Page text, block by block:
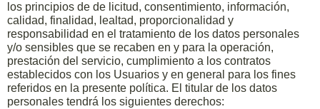
los principios de de licitud, consentimiento, información,
calidad, finalidad, lealtad, proporcionalidad y
responsabilidad en el tratamiento de los datos personales
y/o sensibles que se recaben en y para la operación,
prestación del servicio, cumplimiento a los contratos
establecidos con los Usuarios y en general para los fines
referidos en la presente política. El titular de los datos
personales tendrá los siguientes derechos: